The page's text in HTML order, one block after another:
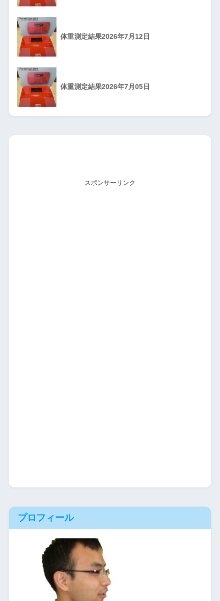
体重測定結果2026年7月12日
体重測定結果2026年7月05日
スポンサーリンク
プロフィール